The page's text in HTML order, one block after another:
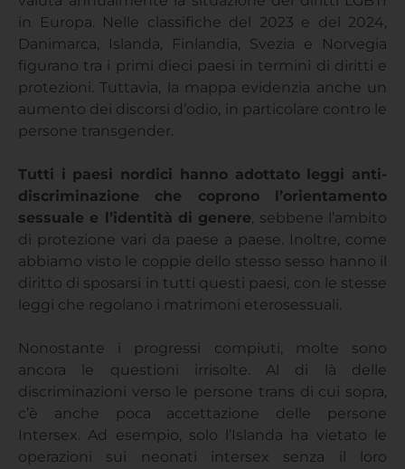
in Europa. Nelle classifiche del 2023 e del 2024,
Danimarca, Islanda, Finlandia, Svezia e Norvegia
figurano tra i primi dieci paesi in termini di diritti e
protezioni. Tuttavia, la mappa evidenzia anche un
aumento dei discorsi d’odio, in particolare contro le
persone transgender.
Tutti i paesi nordici hanno adottato leggi anti-
discriminazione che coprono l’orientamento
sessuale e l’identità di genere, sebbene l’ambito
di protezione vari da paese a paese. Inoltre, come
abbiamo visto le coppie dello stesso sesso hanno il
diritto di sposarsi in tutti questi paesi, con le stesse
leggi che regolano i matrimoni eterosessuali.
Nonostante i progressi compiuti, molte sono
ancora le questioni irrisolte. Al di là delle
discriminazioni verso le persone trans di cui sopra,
c’è anche poca accettazione delle persone
Intersex. Ad esempio, solo l’Islanda ha vietato le
operazioni sui neonati intersex senza il loro